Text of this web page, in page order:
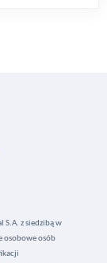
z siedzibą w
osobowe osób